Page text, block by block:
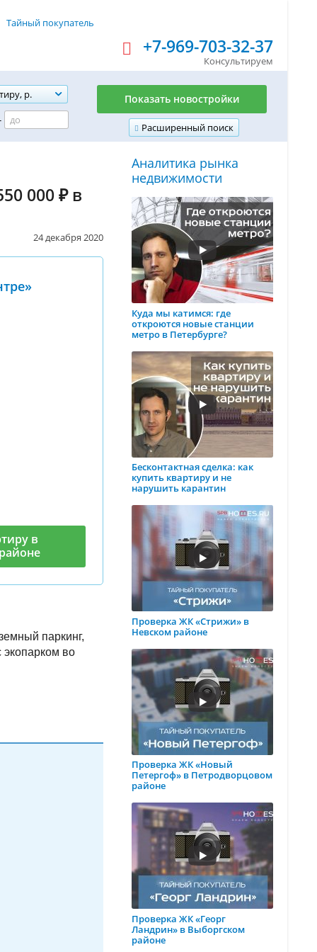
Тайный покупатель
+7-969-703-32-37
Консультируем
р.
Расширенный поиск
Показать новостройки
000 ₽ в
24 декабря 2020
в
паркинг,
экопарком во
Аналитика рынка
недвижимости
Куда мы катимся: где
откроются новые станции
метро в Петербурге?
Бесконтактная сделка: как
купить квартиру и не
нарушить карантин
Проверка ЖК «Стрижи» в
Невском районе
Проверка ЖК «Новый
Петергоф» в Петродворцовом
районе
Проверка ЖК «Георг
Ландрин» в Выборгском
районе